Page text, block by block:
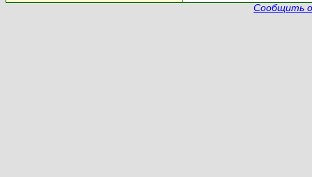
Сообщить о